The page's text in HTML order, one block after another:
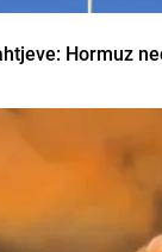
Hormuz